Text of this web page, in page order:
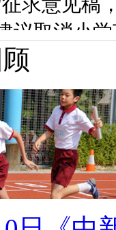
议取消小
减轻学生
令学生和家
察家
】今天，
后两次对
社会热点